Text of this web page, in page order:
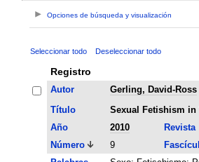
Opciones de búsqueda y visualización
Seleccionar todo Deseleccionar todo
Registro
Autor
Gerling, David-Ross
Título
Sexual Fetishism in
Año
2010 Revista
Número
9